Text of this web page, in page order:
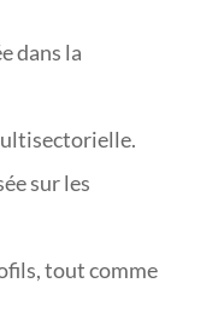
dans la
sur les
tout comme